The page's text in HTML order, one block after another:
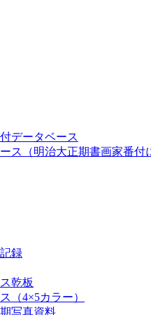
データベース
ス（明治大正期書画家番付
録
乾板
（4×5カラー）
写真資料